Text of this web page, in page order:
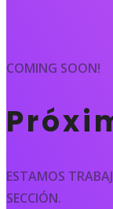
COMING SOON!
ESTAMOS
SECCIÓN.